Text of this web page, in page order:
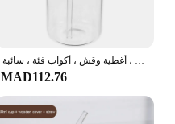
كوب قهوة مثلج بغطاء من الخيزران ، نظارات شرب ، كوب شفاف ، أغطية وقش ، أكواب فئة ، سائبة
MAD112.76